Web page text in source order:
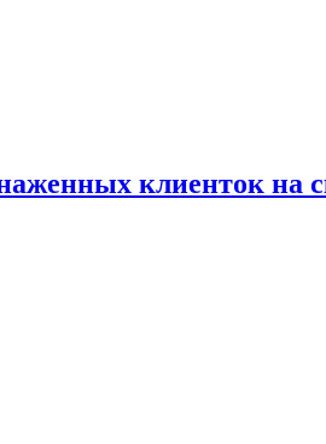
клиенток на